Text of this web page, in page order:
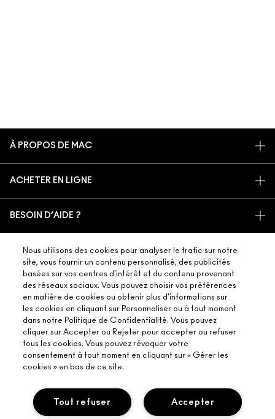
À PROPOS DE MAC
NOS MAQUILLEURS
RECRUTEMENT
ADHÉSION MAC PRO
TESTS SUR LES ANIMAUX
ACHETER EN LIGNE
S’ABONNER AUX E-MAILS
CARTE CADEAU
CONSIGNES DE TRI
BESOIN D’AIDE ?
FAQ
RETOURS ET ÉCHANGES
LIVRAISON
MON COMPTE
CONTACTEZ-NOUS
+33182883913 (APPEL NON SURTAXÉ)
VOTRE BOUTIQUE MAC
TROUVER UNE BOUTIQUE
SERVICES DE MAQUILLAGE
PRENDRE UN RENDEZ-VOUS MAQUILLAGE
TERMES ET CONDITIONS
POLITIQUE DE CONFIDENTIALITÉ
CONDITIONS RELATIVES AUX CARTES CADEAUX
CONDITIONS GÉNÉRALES D'UTILISATION
CONDITIONS GÉNÉRALES DE VENTE
DIRECTIVES DES AVIS
AVIS SUR LA PROTECTION DE LA VIE PRIVÉE DU SERVICE CLIENT DE
Accessibilité
Nous utilisons des cookies pour analyser le trafic sur notre
site, vous fournir un contenu personnalisé, des publicités
basées sur vos centres d'intérêt et du contenu provenant
des réseaux sociaux. Vous pouvez choisir vos préférences
en matière de cookies ou obtenir plus d'informations sur
les cookies en cliquant sur Personnaliser ou à tout moment
dans notre Politique de Confidentialité. Vous pouvez
cliquer sur Accepter ou Rejeter pour accepter ou refuser
tous les cookies. Vous pouvez révoquer votre
consentement à tout moment en cliquant sur « Gérer les
cookies » en bas de ce site.
Accepter
Tout refuser